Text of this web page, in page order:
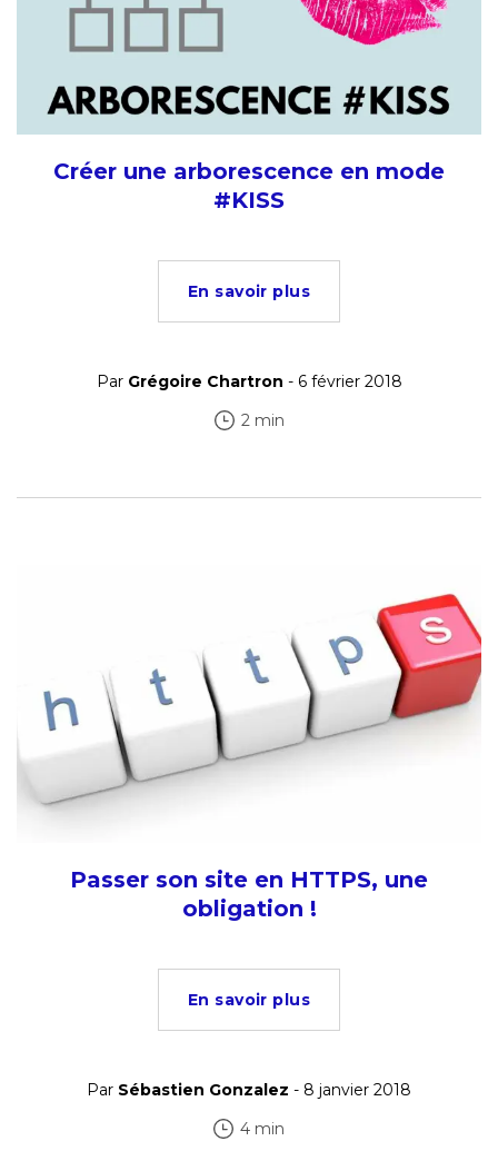
Créer une arborescence en mode
#KISS
En savoir plus
Par Grégoire Chartron - 6 février 2018
2 min
Passer son site en HTTPS, une
obligation !
En savoir plus
Par Sébastien Gonzalez - 8 janvier 2018
4 min